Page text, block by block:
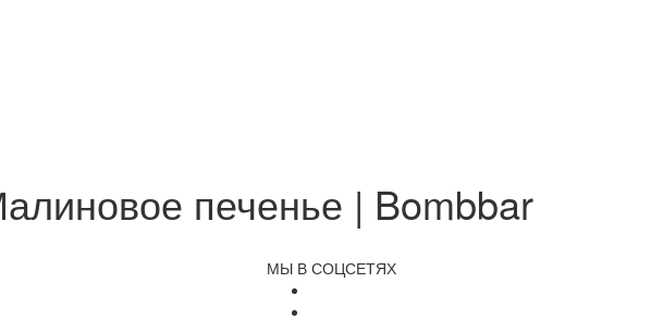
печенье | Bombbar
МЫ В СОЦСЕТЯХ